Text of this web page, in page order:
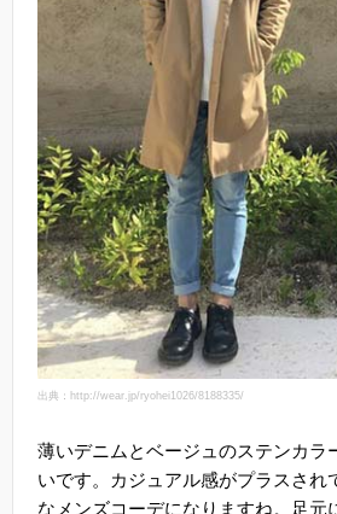
出典：http://wear.jp/ryohei1026/8188335/
薄いデニムとベージュのステンカラ
いです。カジュアル感がプラスされ
なメンズコーデになりますね。足元